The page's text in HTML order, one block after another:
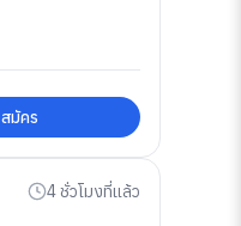
สมัคร
4 ชั่วโมงที่แล้ว